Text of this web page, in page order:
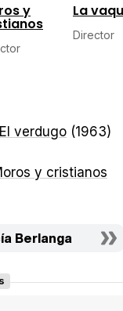
y La
Director
El verdugo (1963)
y cristianos
Berlanga